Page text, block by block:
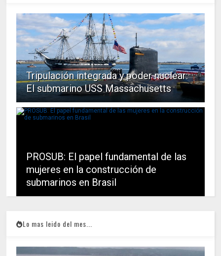
Tripulación integrada y poder nuclear:
El submarino USS Massachusetts
PROSUB: El papel fundamental de las
mujeres en la construcción de
submarinos en Brasil
Lo mas leido del mes...